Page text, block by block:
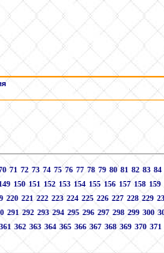
71 72 73 74 75 76 77 78 79 80 81 82 83 84
149 150 151 152 153 154 155 156 157 158 159
220 221 222 223 224 225 226 227 228 229
291 292 293 294 295 296 297 298 299 300
361 362 363 364 365 366 367 368 369 370 371